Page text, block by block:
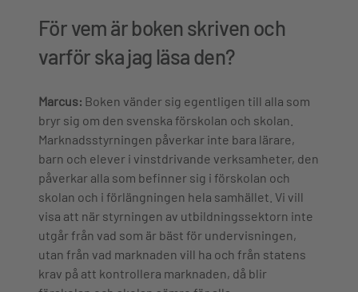
För vem är boken skriven och
varför ska jag läsa den?
Marcus: Boken vänder sig egentligen till alla som
bryr sig om den svenska förskolan och skolan.
Marknadsstyrningen påverkar inte bara lärare,
barn och elever i vinstdrivande verksamheter, den
påverkar alla som befinner sig i förskolan och
skolan och i förlängningen hela samhället. Vi vill
visa att när styrningen av utbildningssektorn inte
utgår från vad som är bäst för undervisningen,
utan från vad marknaden vill ha och från statens
krav på att kontrollera marknaden, då blir